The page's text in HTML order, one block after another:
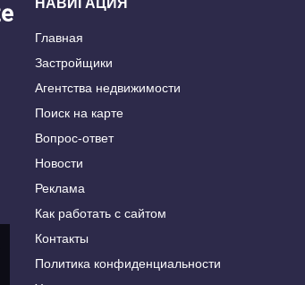
НАВИГАЦИЯ
Главная
Застройщики
Агентства недвижимости
Поиск на карте
Вопрос-ответ
Новости
Реклама
Как работать с сайтом
Контакты
Политика конфиденциальности